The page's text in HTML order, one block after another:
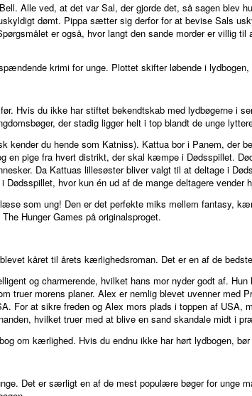
Alle ved, at det var Sal, der gjorde det, så sagen blev
dømt. Pippa sætter sig derfor for at bevise Sals
er også, hvor langt den sande morder er villig
krimi for unge. Plottet skifter løbende i
Hvis du ikke har stiftet bekendtskab med lydbøgerne i
der stadig ligger helt i top blandt de unge
kender du hende som Katniss). Kattua bor i Panem, der
en pige fra hvert distrikt, der skal kæmpe i Dødsspillet.
Da Kattuas lillesøster bliver valgt til at deltage i
hvor kun én ud af de mange deltagere vender
som ung! Den er det perfekte miks mellem fantasy,
Hunger Games på originalsproget.
kåret til årets kærlighedsroman. Det er en af de
og charmerende, hvilket hans mor nyder godt af.
truer morens planer. Alex er nemlig blevet uvenner med
For at sikre freden og Alex mors plads i toppen af USA,
hvilket truer med at blive en sand skandale midt i
om kærlighed. Hvis du endnu ikke har hørt lydbogen,
Det er særligt en af de mest populære bøger for unge